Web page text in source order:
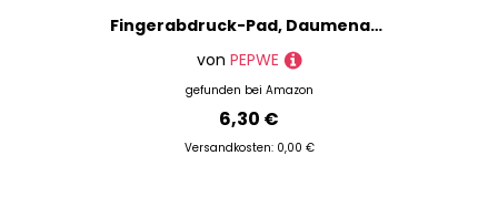
Fingerabdruck-Pad, Daumenabdruck-Stempel, Büro, Notarbedarf, für Identifikation, Sicherheit, Daumenabdruck, schnell trocknend, Fingerabdruck für Notfälle
von PEPWE
gefunden bei Amazon
6,30 €
Versandkosten: 0,00 €